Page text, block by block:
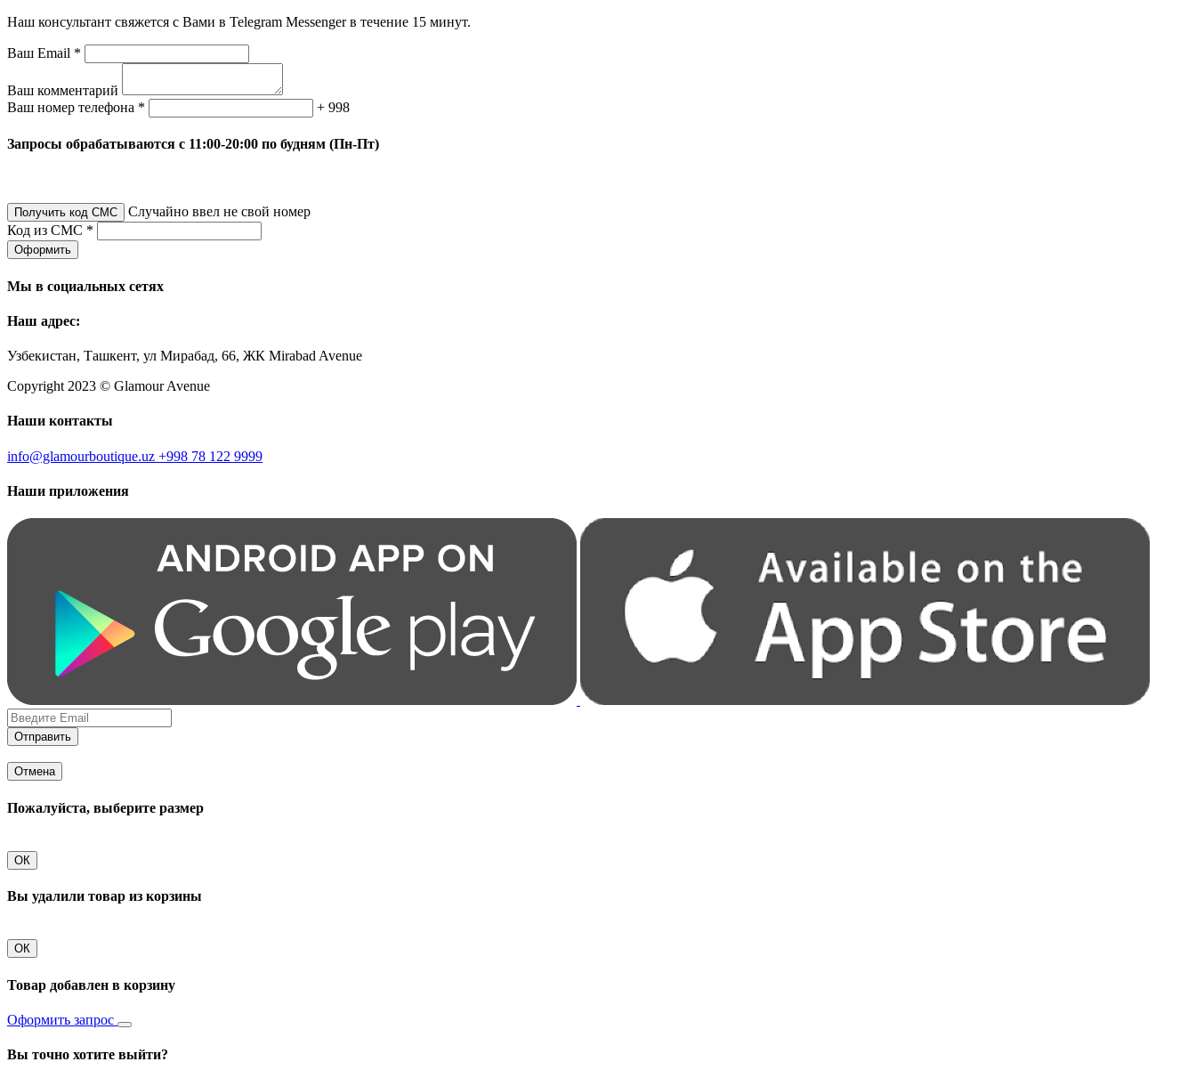
Наш консультант свяжется с Вами в Telegram Messenger в течение 15 минут.
Ваш Email *
Ваш комментарий
Ваш номер телефона *
+ 998
Запросы обрабатываются с 11:00-20:00 по будням (Пн-Пт)
Получить код СМС
Случайно ввел не свой номер
Код из СМС *
Оформить
Мы в социальных сетях
Наш адрес:
Узбекистан, Ташкент, ул Мирабад, 66, ЖК Mirabad Avenue
Copyright 2023 © Glamour Avenue
Наши контакты
info@glamourboutique.uz +998 78 122 9999
Наши приложения
Отправить
Отмена
Пожалуйста, выберите размер
ОК
Вы удалили товар из корзины
ОК
Товар добавлен в корзину
Оформить запрос
Вы точно хотите выйти?